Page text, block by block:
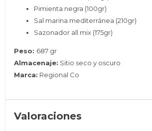
Pimienta negra (100gr)
Sal marina mediterránea (210gr)
Sazonador all mix (175gr)
Peso: 687 gr
Almacenaje: Sitio seco y oscuro
Marca: Regional Co
Valoraciones